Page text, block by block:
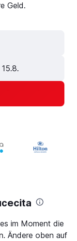
Geld.
im Moment die
Ändere oben auf